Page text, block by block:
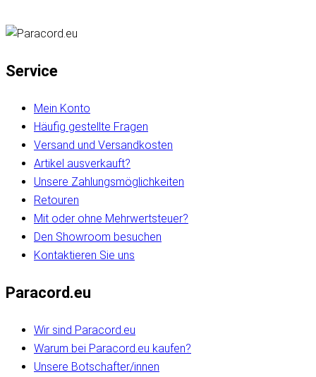
Service
Mein Konto
Häufig gestellte Fragen
Versand und Versandkosten
Artikel ausverkauft?
Unsere Zahlungsmöglichkeiten
Retouren
Mit oder ohne Mehrwertsteuer?
Den Showroom besuchen
Kontaktieren Sie uns
Paracord.eu
Wir sind Paracord.eu
Warum bei Paracord.eu kaufen?
Unsere Botschafter/innen